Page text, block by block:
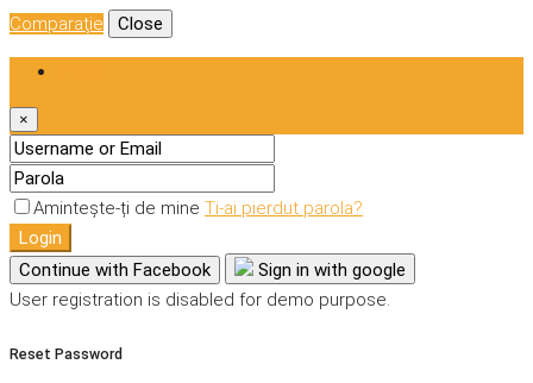
Comparaţie Close
×
Amintește-ți de mine Ti-ai pierdut parola?
Login
Continue with Facebook
Sign in with google
User registration is disabled for demo purpose.
Reset Password